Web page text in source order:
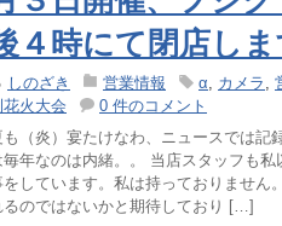
４時にて閉店しま
しのざき 営業情報 α カメラ
花火大会
0 件のコメント
も（炎）宴たけなわ、ニュースでは記
毎年なのは内緒。。 当店スタッフも
をしています。私は持っておりません
るのではないかと期待しており […]